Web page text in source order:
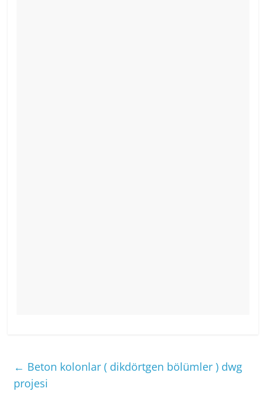
← Beton kolonlar ( dikdörtgen bölümler ) dwg
projesi